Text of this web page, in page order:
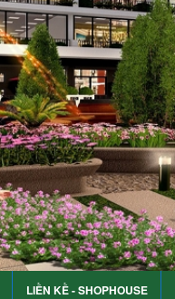
LIỀN KỀ - SHOPHOUSE